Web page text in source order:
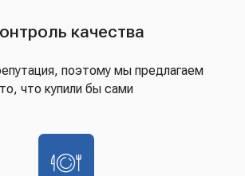
качества
поэтому мы предлагаем
то, что купили бы сами